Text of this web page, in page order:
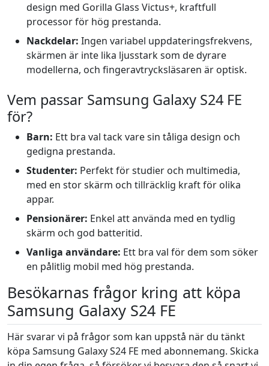
design med Gorilla Glass Victus+, kraftfull
processor för hög prestanda.
Nackdelar: Ingen variabel uppdateringsfrekvens,
skärmen är inte lika ljusstark som de dyrare
modellerna, och fingeravtrycksläsaren är optisk.
Vem passar Samsung Galaxy S24 FE
för?
Barn: Ett bra val tack vare sin tåliga design och
gedigna prestanda.
Studenter: Perfekt för studier och multimedia,
med en stor skärm och tillräcklig kraft för olika
appar.
Pensionärer: Enkel att använda med en tydlig
skärm och god batteritid.
Vanliga användare: Ett bra val för dem som söker
en pålitlig mobil med hög prestanda.
Besökarnas frågor kring att köpa
Samsung Galaxy S24 FE
Här svarar vi på frågor som kan uppstå när du tänkt
köpa Samsung Galaxy S24 FE med abonnemang. Skicka